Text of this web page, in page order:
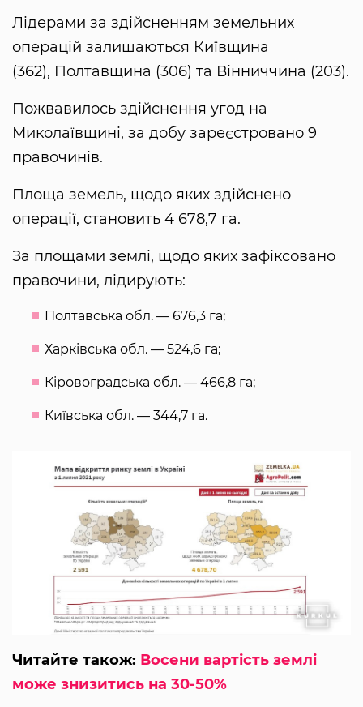
Лідерами за здійсненням земельних
операцій залишаються Київщина
(362), Полтавщина (306) та Вінниччина (203).
Пожвавилось здійснення угод на
Миколаївщині, за добу зареєстровано 9
правочинів.
Площа земель, щодо яких здійснено
операції, становить 4 678,7 га.
За площами землі, щодо яких зафіксовано
правочини, лідирують:
Полтавська обл. — 676,3 га;
Харківська обл. — 524,6 га;
Кіровоградська обл. — 466,8 га;
Київська обл. — 344,7 га.
Читайте також: Восени вартість землі
може знизитись на 30-50%